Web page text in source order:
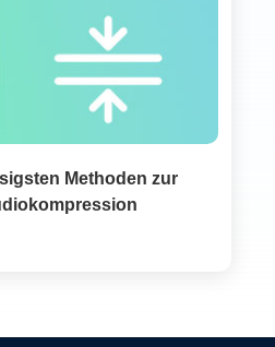
Methoden zur